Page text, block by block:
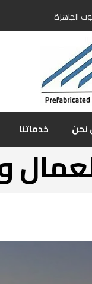
الجاهزة
نحن خدماتنا